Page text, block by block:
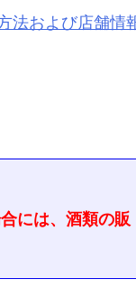
法および店舗情
には、酒類の販